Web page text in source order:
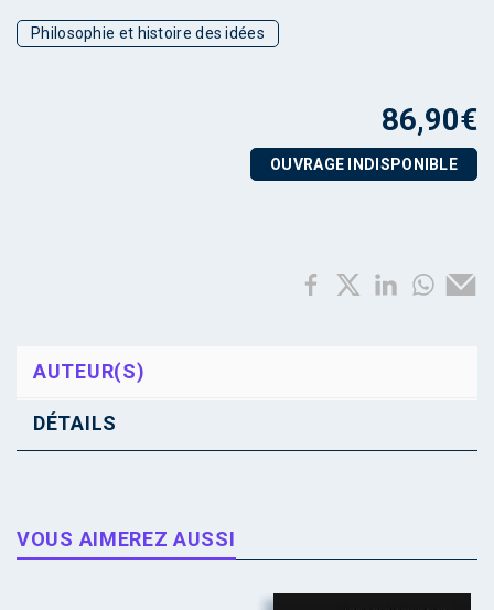
Philosophie et histoire des idées
86,90€
OUVRAGE INDISPONIBLE
AUTEUR(S)
DÉTAILS
VOUS AIMEREZ AUSSI